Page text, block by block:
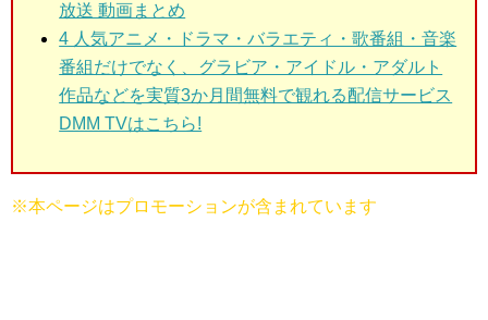
放送 動画まとめ
4 人気アニメ・ドラマ・バラエティ・歌番組・音楽
番組だけでなく、グラビア・アイドル・アダルト
作品などを実質3か月間無料で観れる配信サービス
DMM TVはこちら!
※本ページはプロモーションが含まれています